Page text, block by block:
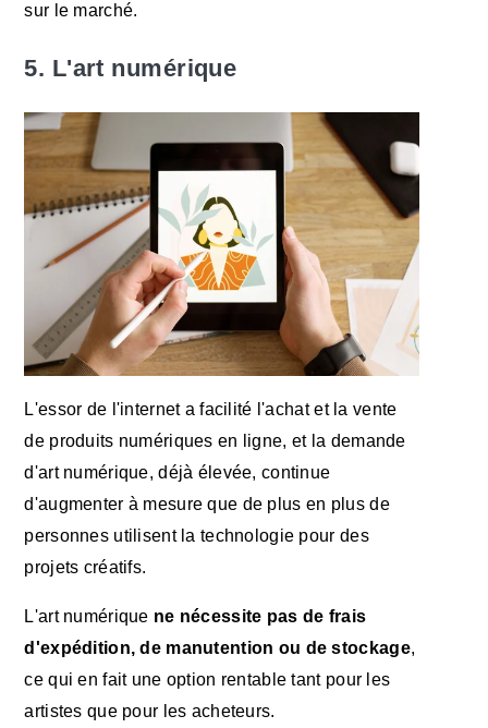
sur le marché.
5. L'art numérique
L'essor de l'internet a facilité l'achat et la vente
de produits numériques en ligne, et la demande
d'art numérique, déjà élevée, continue
d'augmenter à mesure que de plus en plus de
personnes utilisent la technologie pour des
projets créatifs.
L'art numérique ne nécessite pas de frais
d'expédition, de manutention ou de stockage,
ce qui en fait une option rentable tant pour les
artistes que pour les acheteurs.